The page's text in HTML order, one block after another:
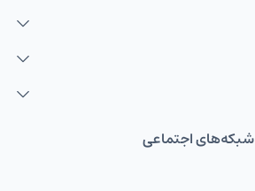
شبکه‌های اجتماعی